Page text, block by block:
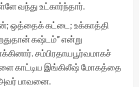
வந்து உட்கார்ந்தார்.
ஒத்தைக் கட்டை; உக்காத்தி
கஷ்டம்” என்று
சம்பிரதாயபூர்வமாகச்
காட்டிய இங்கிலீஷ் மோகத்தை
பாவனை.